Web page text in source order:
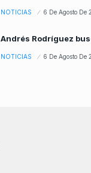
NOTICIAS 6 De Agosto De
Andrés Rodríguez
NOTICIAS 6 De Agosto De